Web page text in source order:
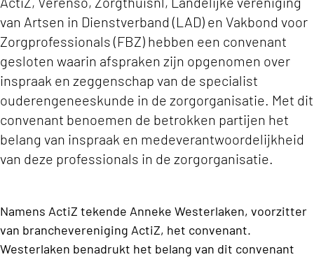
van Artsen in Dienstverband (LAD) en Vakbond voor
Zorgprofessionals (FBZ) hebben een convenant
gesloten waarin afspraken zijn opgenomen over
inspraak en zeggenschap van de specialist
ouderengeneeskunde in de zorgorganisatie. Met dit
convenant benoemen de betrokken partijen het
belang van inspraak en medeverantwoordelijkheid
van deze professionals in de zorgorganisatie.
Namens ActiZ tekende Anneke Westerlaken, voorzitter
van branchevereniging ActiZ, het convenant.
Westerlaken benadrukt het belang van dit convenant